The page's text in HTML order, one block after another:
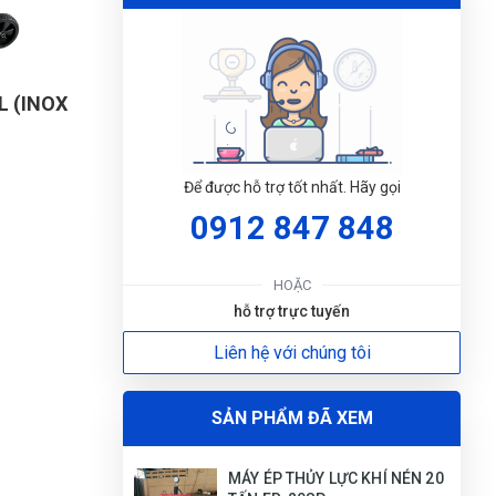
chính
phù
(INOX
Để được hỗ trợ tốt nhất. Hãy gọi
0912 847 848
HOẶC
hỗ trợ trực tuyến
Liên hệ với chúng tôi
SẢN PHẨM ĐÃ XEM
MÁY ÉP THỦY LỰC KHÍ NÉN 20